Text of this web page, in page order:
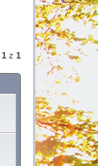
1 z 1